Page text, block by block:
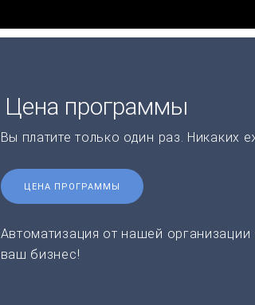
Цена программы
Вы платите только один раз. Никаких
ЦЕНА ПРОГРАММЫ
Автоматизация от нашей
ваш бизнес!